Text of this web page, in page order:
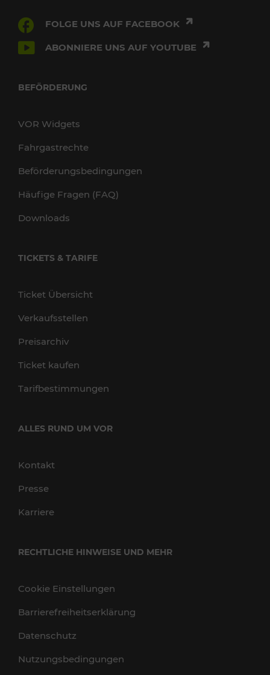
FOLGE UNS AUF FACEBOOK
ABONNIERE UNS AUF YOUTUBE
BEFÖRDERUNG
VOR Widgets
Fahrgastrechte
Beförderungsbedingungen
Häufige Fragen (FAQ)
Downloads
TICKETS & TARIFE
Ticket Übersicht
Verkaufsstellen
Preisarchiv
Ticket kaufen
Tarifbestimmungen
ALLES RUND UM VOR
Kontakt
Presse
Karriere
RECHTLICHE HINWEISE UND MEHR
Cookie Einstellungen
Barrierefreiheitserklärung
Datenschutz
Nutzungsbedingungen